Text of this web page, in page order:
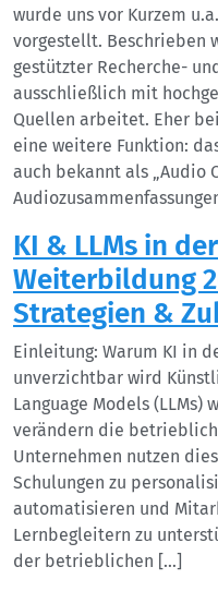
wurde uns vor Kurzem
vorgestellt. Beschrieben
gestützter Recherche-
ausschließlich mit
Quellen arbeitet. Eher
eine weitere Funktion:
auch bekannt als „Audio
KI & LLMs in
Weiterbildung
Strategien &
Einleitung: Warum KI in
unverzichtbar wird
Language Models (LLMs)
verändern die
Unternehmen nutzen
Schulungen zu
automatisieren und
Lernbegleitern zu
der betrieblichen […]